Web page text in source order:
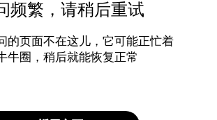
频繁，请稍后重试
的页面不在这儿，它可能正忙着
牛圈，稍后就能恢复正常